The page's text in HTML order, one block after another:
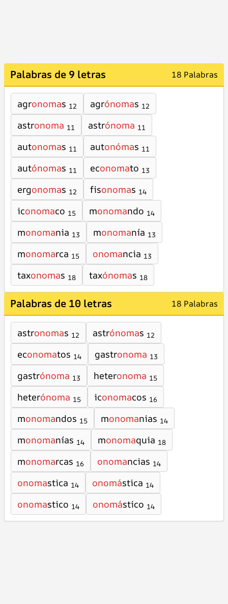
Palabras de 9 letras 18 Palabras
agronomas 12 agrónomas 12
astronoma 11 astrónoma 11
autonomas 11 autonómas 11
autónomas 11 economato 13
ergonomas 12 fisonomas 14
iconomaco 15 monomando 14
monomania 13 monomanía 13
monomarca 15 onomancia 13
taxonomas 18 taxónomas 18
Palabras de 10 letras 18 Palabras
astronomas 12 astrónomas 12
economatos 14 gastronoma 13
gastrónoma 13 heteronoma 15
heterónoma 15 iconomacos 16
monomandos 15 monomanias 14
monomanías 14 monomaquia 18
monomarcas 16 onomancias 14
onomastica 14 onomástica 14
onomastico 14 onomástico 14